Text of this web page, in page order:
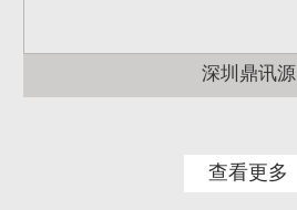
深圳鼎讯源
查看更多